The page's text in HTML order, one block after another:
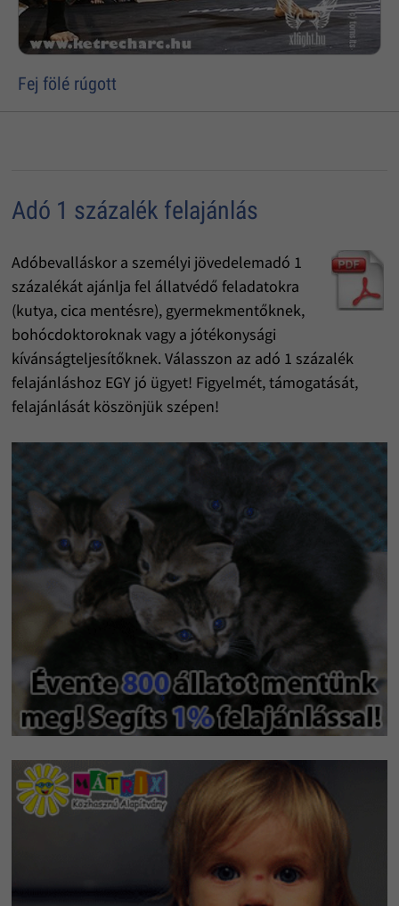
Fej fölé rúgott
Adó 1 százalék felajánlás
Adóbevalláskor a személyi jövedelemadó 1
százalékát ajánlja fel állatvédő feladatokra
(kutya, cica mentésre), gyermekmentőknek,
bohócdoktoroknak vagy a jótékonysági
kívánságteljesítőknek. Válasszon az adó 1 százalék
felajánláshoz EGY jó ügyet! Figyelmét, támogatását,
felajánlását köszönjük szépen!